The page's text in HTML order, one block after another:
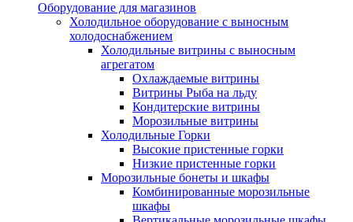
Оборудование для магазинов
Холодильное оборудование с выносным
холодоснабжением
Холодильные витрины с выносным
агрегатом
Охлаждаемые витрины
Витрины Рыба на льду
Кондитерские витрины
Морозильные витрины
Холодильные Горки
Высокие пристенные горки
Низкие пристенные горки
Морозильные бонеты и шкафы
Комбинированные морозильные
шкафы